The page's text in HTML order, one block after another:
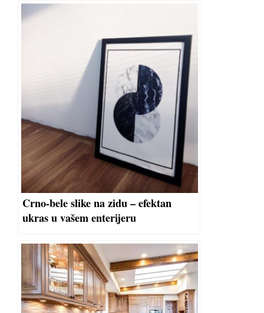
Crno-bele slike na zidu – efektan
ukras u vašem enterijeru